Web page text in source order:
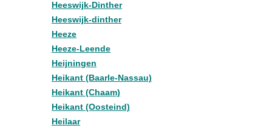
Heeswijk-Dinther
Heeswijk-dinther
Heeze
Heeze-Leende
Heijningen
Heikant (Baarle-Nassau)
Heikant (Chaam)
Heikant (Oosteind)
Heilaar